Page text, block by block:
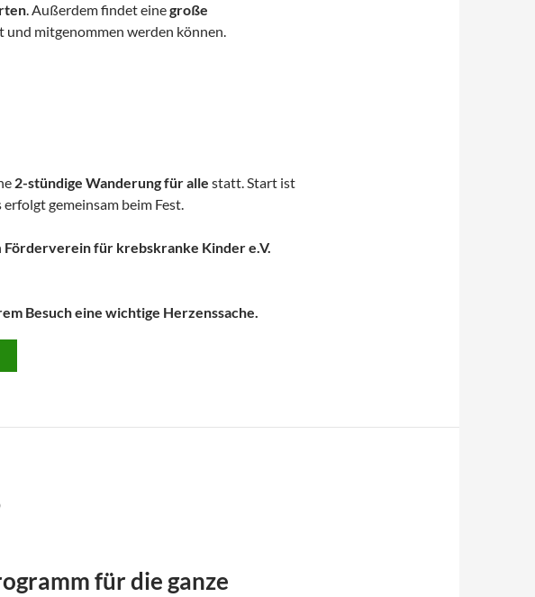
. Außerdem findet einegroße
und mitgenommen werden können.
2-stündige Wanderung für alle statt. Start ist
gemeinsam beim Fest.
Förderverein für krebskranke Kinder e.V.
Besuch eine wichtige Herzenssache.
für die ganze